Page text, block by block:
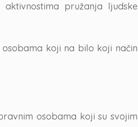
pružanja ljudske
koji na bilo koji način
osobama koji su svojim